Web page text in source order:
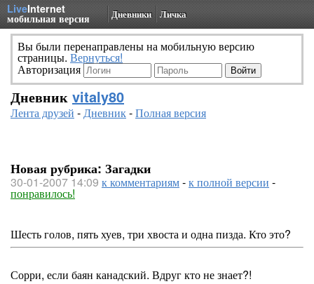
LiveInternet
мобильная версия Дневники Личка
Вы были перенаправлены на мобильную версию
страницы. Вернуться!
Авторизация
Дневник vitaly80
Лента друзей -Дневник-Полная версия
Новая рубрика: Загадки
30-01-2007 14:09 к комментариям-к полной версии -
понравилось!
Шесть голов, пять хуев, три хвоста и одна пизда. Кто это?
Сорри, если баян канадский. Вдруг кто не знает?!